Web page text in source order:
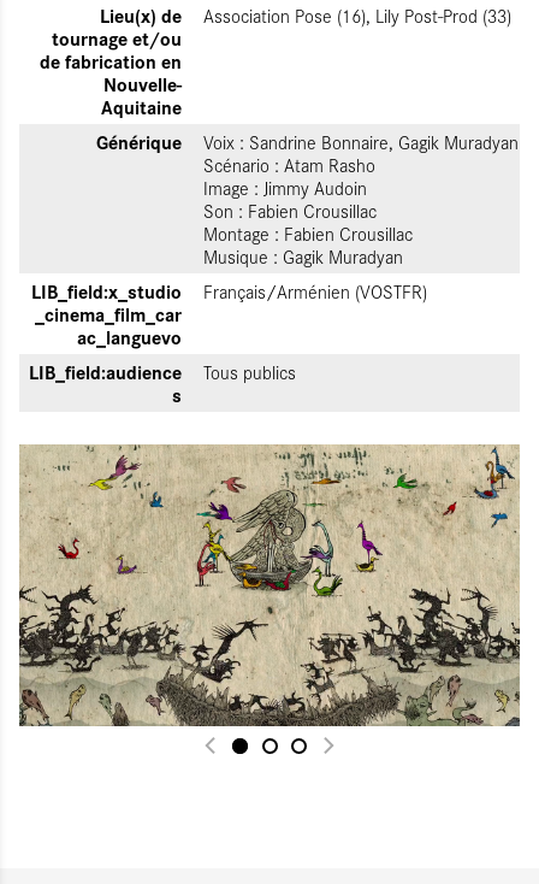
Lieu(x) de
tournage et/ou
de fabrication en
Nouvelle-
Aquitaine
Association Pose (16), Lily Post-Prod (33)
Générique
Voix : Sandrine Bonnaire, Gagik Muradyan
Scénario : Atam Rasho
Image : Jimmy Audoin
Son : Fabien Crousillac
Montage : Fabien Crousillac
Musique : Gagik Muradyan
LIB_field:x_studio
_cinema_film_car
ac_languevo
Français/Arménien (VOSTFR)
LIB_field:audience
s
Tous publics